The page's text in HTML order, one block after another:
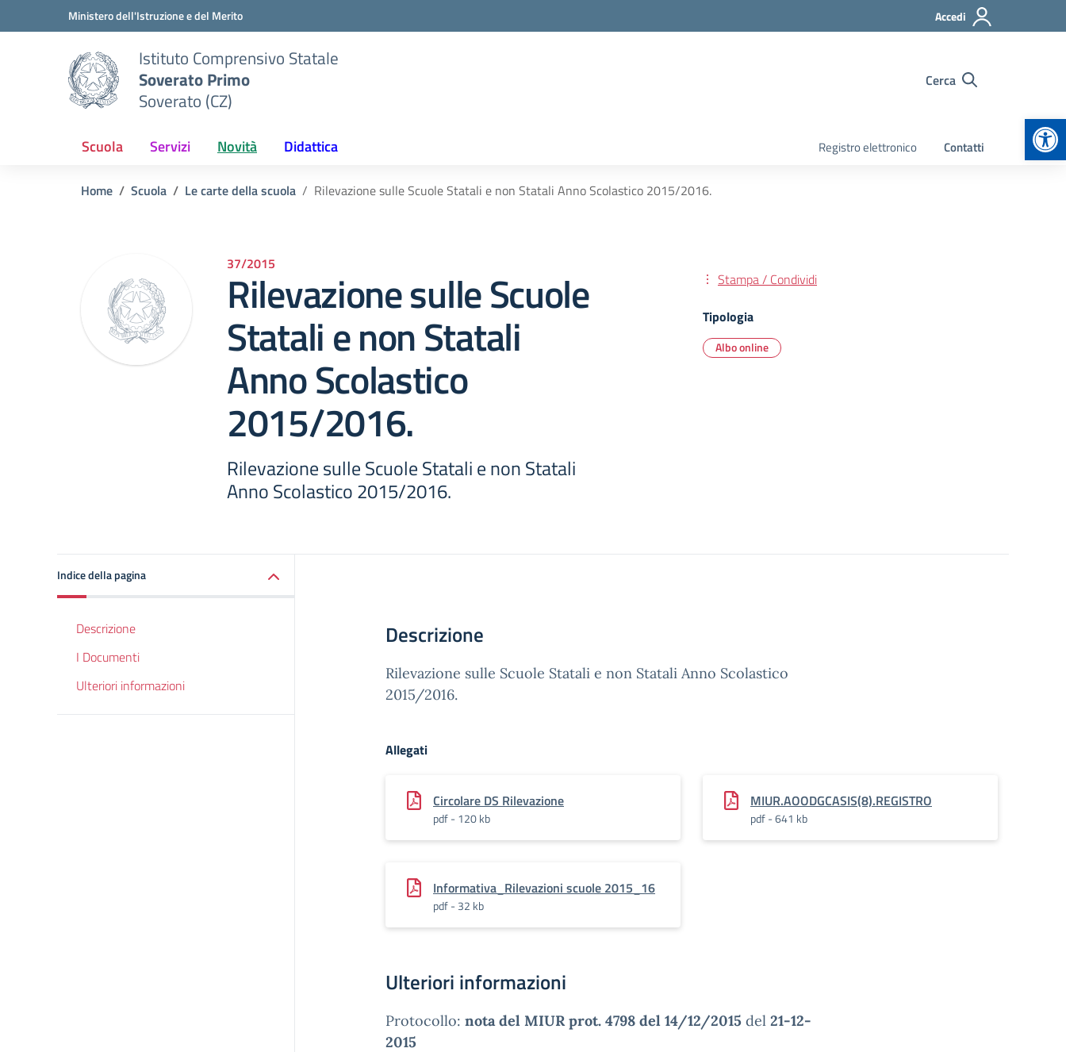
Vai ai contenuti
Vai al menu di navigazioneMinistero dell'Istruzione e del Merito Accedi
Istituto Comprensivo Statale
Soverato Primo
Soverato (CZ)
Cerca
Scuola Servizi Novità Didattica Registro elettronico Contatti
Home Scuola Le carte della scuola Rilevazione sulle Scuole Statali e non Statali Anno Scolastico 2015/2016.
37/2015
Rilevazione sulle Scuole
Statali e non Statali
Anno Scolastico
2015/2016.
Rilevazione sulle Scuole Statali e non Statali
Anno Scolastico 2015/2016.
Stampa / Condividi
Tipologia
Albo online
Indice della pagina
Descrizione
I Documenti
Ulteriori informazioni
Descrizione
Rilevazione sulle Scuole Statali e non Statali Anno Scolastico
2015/2016.
Allegati
Circolare DS Rilevazione
pdf - 120 kb
MIUR.AOODGCASIS(8).REGISTRO
pdf - 641 kb
Informativa_Rilevazioni scuole 2015_16
pdf - 32 kb
Ulteriori informazioni
Protocollo: nota del MIUR prot. 4798 del 14/12/2015 del 21-12-
2015